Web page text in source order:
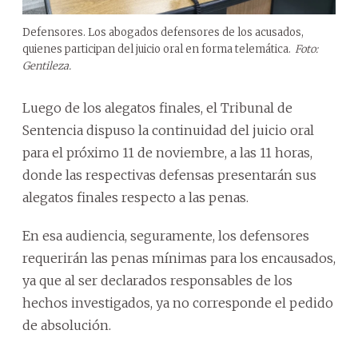
Defensores. Los abogados defensores de los acusados,
quienes participan del juicio oral en forma telemática. Foto:
Gentileza.
Luego de los alegatos finales, el Tribunal de
Sentencia dispuso la continuidad del juicio oral
para el próximo 11 de noviembre, a las 11 horas,
donde las respectivas defensas presentarán sus
alegatos finales respecto a las penas.
En esa audiencia, seguramente, los defensores
requerirán las penas mínimas para los encausados,
ya que al ser declarados responsables de los
hechos investigados, ya no corresponde el pedido
de absolución.